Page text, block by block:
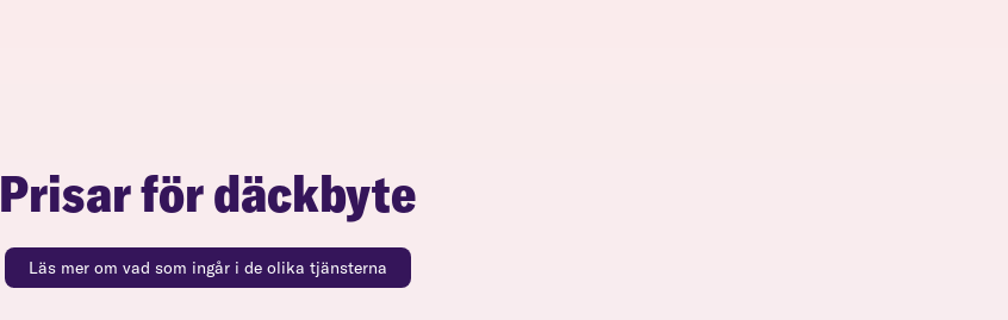
Prisar för däckbyte
Läs mer om vad som ingår i de olika tjänsterna